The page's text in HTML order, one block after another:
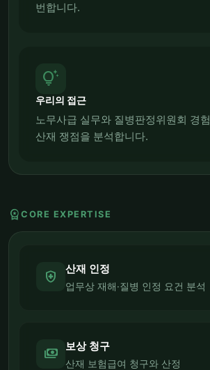
번합니다.
tips_and_updates
우리의 접근
노무사급 실무와 질병판정위원회 경
산재 쟁점을 분석합니다.
workspace_premium CORE EXPERTISE
health_and_safety 산재 인정
업무상 재해·질병 인정 요건 분석
payments 보상 청구
산재 보험급여 청구와 산정